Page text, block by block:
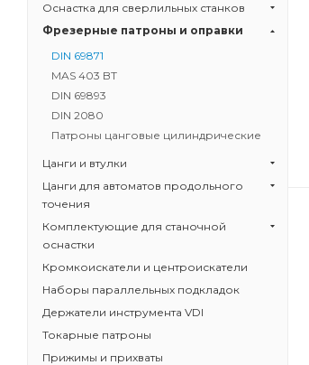
Оснастка для сверлильных станков
Фрезерные патроны и оправки
DIN 69871
MAS 403 BT
DIN 69893
DIN 2080
Патроны цанговые цилиндрические
Цанги и втулки
Цанги для автоматов продольного
точения
Комплектующие для станочной
оснастки
Кромкоискатели и центроискатели
Наборы параллельных подкладок
Держатели инструмента VDI
Токарные патроны
Прижимы и прихваты